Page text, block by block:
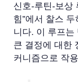
신호-루틴-보상
힘”에서 찰스
니다. 이 루프는
큰 결정에 대한
커니즘으로 작